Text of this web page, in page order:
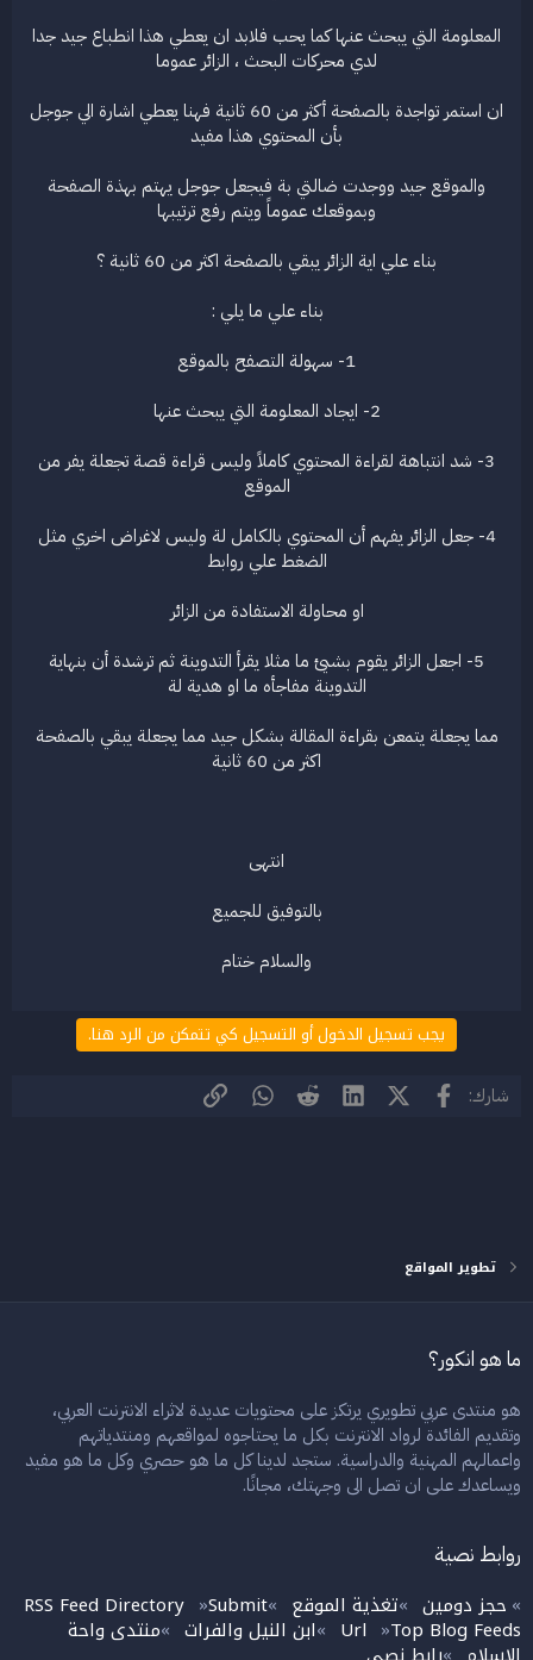
المعلومة التي يبحث عنها كما يحب فلابد ان يعطي هذا انطباع جيد جدا
لدي محركات البحث ، الزائر عموما
ان استمر تواجدة بالصفحة أكثر من 60 ثانية فهنا يعطي اشارة الي جوجل
بأن المحتوي هذا مفيد
والموقع جيد ووجدت ضالتي بة فيجعل جوجل يهتم بهذة الصفحة
وبموقعك عموماً ويتم رفع ترتيبها
بناء علي اية الزائر يبقي بالصفحة اكثر من 60 ثانية ؟
بناء علي ما يلي :
1- سهولة التصفح بالموقع
2- ايجاد المعلومة التي يبحث عنها
3- شد انتباهة لقراءة المحتوي كاملاً وليس قراءة قصة تجعلة يفر من
الموقع
4- جعل الزائر يفهم أن المحتوي بالكامل لة وليس لاغراض اخري مثل
الضغط علي روابط
او محاولة الاستفادة من الزائر
5- اجعل الزائر يقوم بشيئ ما مثلا يقرأ التدوينة ثم ترشدة أن بنهاية
التدوينة مفاجأه ما او هدية لة
مما يجعلة يتمعن بقراءة المقالة بشكل جيد مما يجعلة يبقي بالصفحة
اكثر من 60 ثانية
انتهى
بالتوفيق للجميع
والسلام ختام​
يجب تسجيل الدخول أو التسجيل كي تتمكن من الرد هنا.
شارك: فيسبوك X (Twitter)
LinkedIn
Reddit
WhatsApp
الرابط
تطوير المواقع
ما هو انكور؟
هو منتدى عربي تطويري يرتكز على محتويات عديدة لاثراء الانترنت العربي،
وتقديم الفائدة لرواد الانترنت بكل ما يحتاجوه لمواقعهم ومنتدياتهم
واعمالهم المهنية والدراسية. ستجد لدينا كل ما هو حصري وكل ما هو مفيد
ويساعدك على ان تصل الى وجهتك، مجانًا.
روابط نصية
» حجز دومين »تغذية الموقع »
RSS Feed Directory »Submit
Url »Top Blog Feeds
»ابن النيل والفرات »منتدى واحة